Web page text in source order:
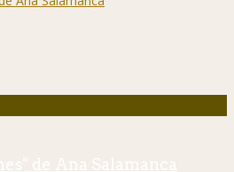
de Ana Salamanca